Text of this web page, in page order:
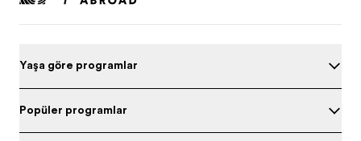
Yaşa göre programları
Popüler programlar